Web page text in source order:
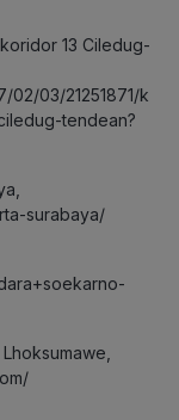
13 Ciledug-
02/03/21251871/k
tendean?
surabaya/